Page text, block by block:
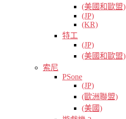
(美國和歐盟)
(JP)
(KR)
特工
(JP)
(美國和歐盟)
索尼
PSone
(JP)
(歐洲聯盟)
(美國)